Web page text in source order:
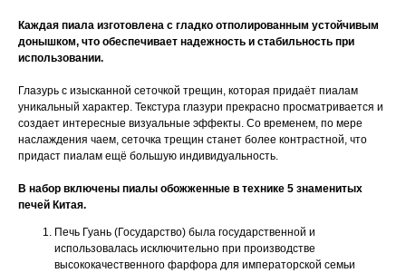
Каждая пиала изготовлена с гладко отполированным устойчивым
донышком, что обеспечивает надежность и стабильность при
использовании.
Глазурь с изысканной сеточкой трещин, которая придаёт пиалам
уникальный характер. Текстура глазури прекрасно просматривается и
создает интересные визуальные эффекты. Со временем, по мере
наслаждения чаем, сеточка трещин станет более контрастной, что
придаст пиалам ещё большую индивидуальность.
В набор включены пиалы обожженные в технике 5 знаменитых
печей Китая.
Печь Гуань (Государство) была государственной и
использовалась исключительно при производстве
высококачественного фарфора для императорской семьи